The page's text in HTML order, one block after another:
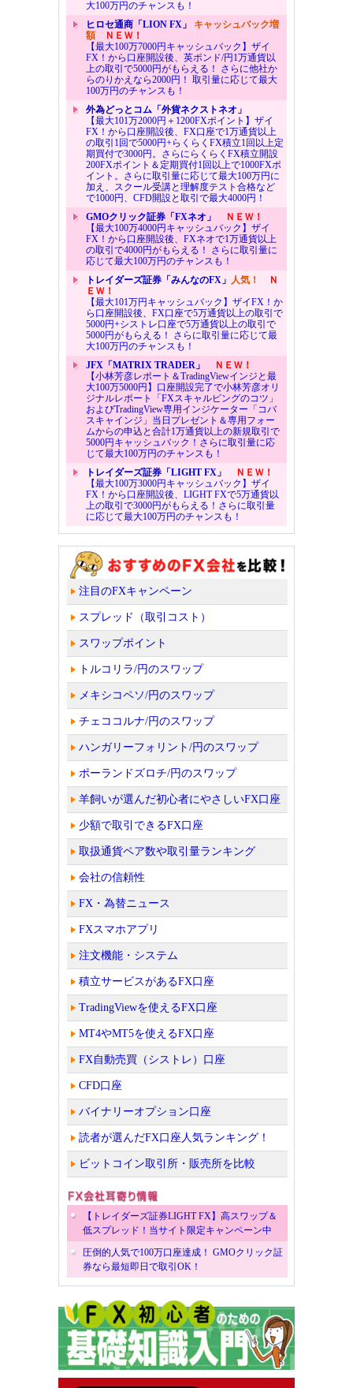
大100万円のチャンスも！
ヒロセ通商「LION FX」 キャッシュバック増
額ＮＥＷ！
【最大100万7000円キャッシュバック】ザイ
FX！から口座開設後、英ポンド/円1万通貨以
上の取引で5000円がもらえる！ さらに他社か
らのりかえなら2000円！ 取引量に応じて最大
100万円のチャンスも！
外為どっとコム「外貨ネクストネオ」
【最大101万2000円＋1200FXポイント】ザイ
FX！から口座開設後、FX口座で1万通貨以上
の取引1回で5000円+らくらくFX積立1回以上定
期買付で3000円。さらにらくらくFX積立開設
200FXポイント＆定期買付1回以上で1000FXポ
イント。さらに取引量に応じて最大100万円に
加え、スクール受講と理解度テスト合格など
で1000円、CFD開設と取引で最大4000円！
GMOクリック証券「FXネオ」
ＮＥＷ！
【最大100万4000円キャッシュバック】ザイ
FX！から口座開設後、FXネオで1万通貨以上
の取引で4000円がもらえる！ さらに取引量に
応じて最大100万円のチャンスも！
トレイダーズ証券「みんなのFX」 人気！
Ｎ
ＥＷ！
【最大101万円キャッシュバック】ザイFX！か
ら口座開設後、FX口座で5万通貨以上の取引で
5000円+シストレ口座で5万通貨以上の取引で
5000円がもらえる！ さらに取引量に応じて最
大100万円のチャンスも！
JFX「MATRIX TRADER」
ＮＥＷ！
【小林芳彦レポート＆TradingViewインジと最
大100万5000円】口座開設完了で小林芳彦オリ
ジナルレポート「FXスキャルピングのコツ」
およびTradingView専用インジケーター「コバ
スキャインジ」当日プレゼント＆専用フォー
ムからの申込と合計1万通貨以上の新規取引で
5000円キャッシュバック！さらに取引量に応
じて最大100万円のチャンスも！
トレイダーズ証券「LIGHT FX」
ＮＥＷ！
【最大100万3000円キャッシュバック】ザイ
FX！から口座開設後、LIGHT FXで5万通貨以
上の取引で3000円がもらえる！さらに取引量
に応じて最大100万円のチャンスも！
注目のFXキャンペーン
スプレッド（取引コスト）
スワップポイント
トルコリラ/円のスワップ
メキシコペソ/円のスワップ
チェココルナ/円のスワップ
ハンガリーフォリント/円のスワップ
ポーランドズロチ/円のスワップ
羊飼いが選んだ初心者にやさしいFX口座
少額で取引できるFX口座
取扱通貨ペア数や取引量ランキング
会社の信頼性
FX・為替ニュース
FXスマホアプリ
注文機能・システム
積立サービスがあるFX口座
TradingViewを使えるFX口座
MT4やMT5を使えるFX口座
FX自動売買（シストレ）口座
CFD口座
バイナリーオプション口座
読者が選んだFX口座人気ランキング！
ビットコイン取引所・販売所を比較
【トレイダーズ証券LIGHT FX】高スワップ＆
低スプレッド！当サイト限定キャンペーン中
圧倒的人気で100万口座達成！ GMOクリック証
券なら最短即日で取引OK！